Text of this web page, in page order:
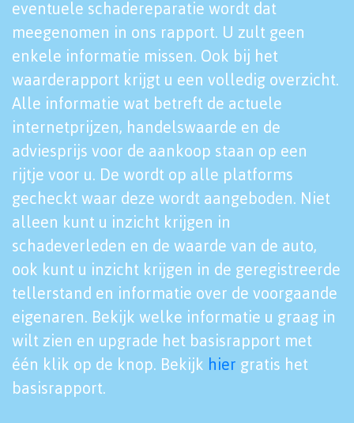
eventuele schadereparatie wordt dat
meegenomen in ons rapport. U zult geen
enkele informatie missen. Ook bij het
waarderapport krijgt u een volledig overzicht.
Alle informatie wat betreft de actuele
internetprijzen, handelswaarde en de
adviesprijs voor de aankoop staan op een
rijtje voor u. De wordt op alle platforms
gecheckt waar deze wordt aangeboden. Niet
alleen kunt u inzicht krijgen in
schadeverleden en de waarde van de auto,
ook kunt u inzicht krijgen in de geregistreerde
tellerstand en informatie over de voorgaande
eigenaren. Bekijk welke informatie u graag in
wilt zien en upgrade het basisrapport met
één klik op de knop. Bekijk hier gratis het
basisrapport.